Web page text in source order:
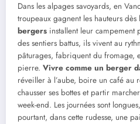
Dans les alpages savoyards, en
troupeaux gagnent les hauteurs
bergers installent leur campement
des sentiers battus, ils vivent au
pâturages, fabriquent du fromage,
pierre. Vivre comme un berger
réveiller à l’aube, boire un café au
chausser ses bottes et partir
week-end. Les journées sont
pourtant, dans cette rudesse, une